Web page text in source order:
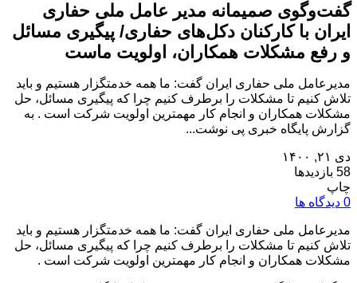
گفت‌وگوی صمیمانه مدیر عامل ملی حفاری
ایران با کارکنان دکل‌های حفاری/ پیگیری مسائل
و رفع مشکلات همکاران، اولویت ماست
مدیرعامل ملی حفاری ایران گفت: ما همه خدمتگزار هستیم و باید
تلاش کنیم تا مشکلات را برطرف کنیم چرا که پیگیری مسائل، حل
مشکلات همکاران و انجام کار مهمترین اولویت شرکت است . به
گزارش پایگاه خبری پی نوشت...
دی ۲۱, ۱۴۰۰
58 بازدیدها
چاپ
0 دیدگاه ها
مدیرعامل ملی حفاری ایران گفت: ما همه خدمتگزار هستیم و باید
تلاش کنیم تا مشکلات را برطرف کنیم چرا که پیگیری مسائل، حل
مشکلات همکاران و انجام کار مهمترین اولویت شرکت است .